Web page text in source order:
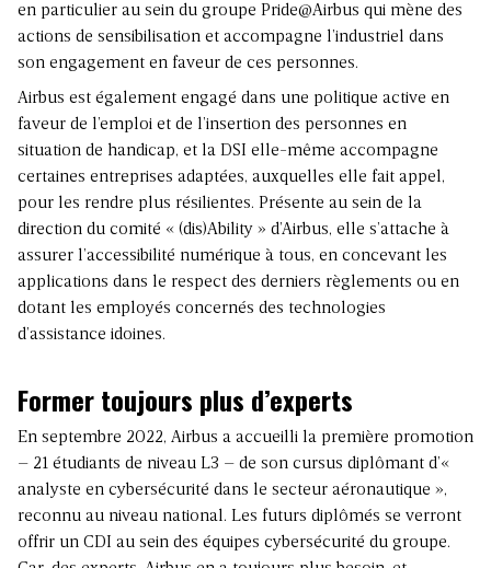
en particulier au sein du groupe Pride@Airbus qui mène des
actions de sensibilisation et accompagne l’industriel dans
son engagement en faveur de ces personnes.
Airbus est également engagé dans une politique active en
faveur de l’emploi et de l’insertion des personnes en
situation de handicap, et la DSI elle-même accompagne
certaines entreprises adaptées, auxquelles elle fait appel,
pour les rendre plus résilientes. Présente au sein de la
direction du comité « (dis)Ability » d’Airbus, elle s’attache à
assurer l’accessibilité numérique à tous, en concevant les
applications dans le respect des derniers règlements ou en
dotant les employés concernés des technologies
d’assistance idoines.
Former toujours plus d’experts
En septembre 2022, Airbus a accueilli la première promotion
– 21 étudiants de niveau L3 – de son cursus diplômant d’«
analyste en cybersécurité dans le secteur aéronautique »,
reconnu au niveau national. Les futurs diplômés se verront
offrir un CDI au sein des équipes cybersécurité du groupe.